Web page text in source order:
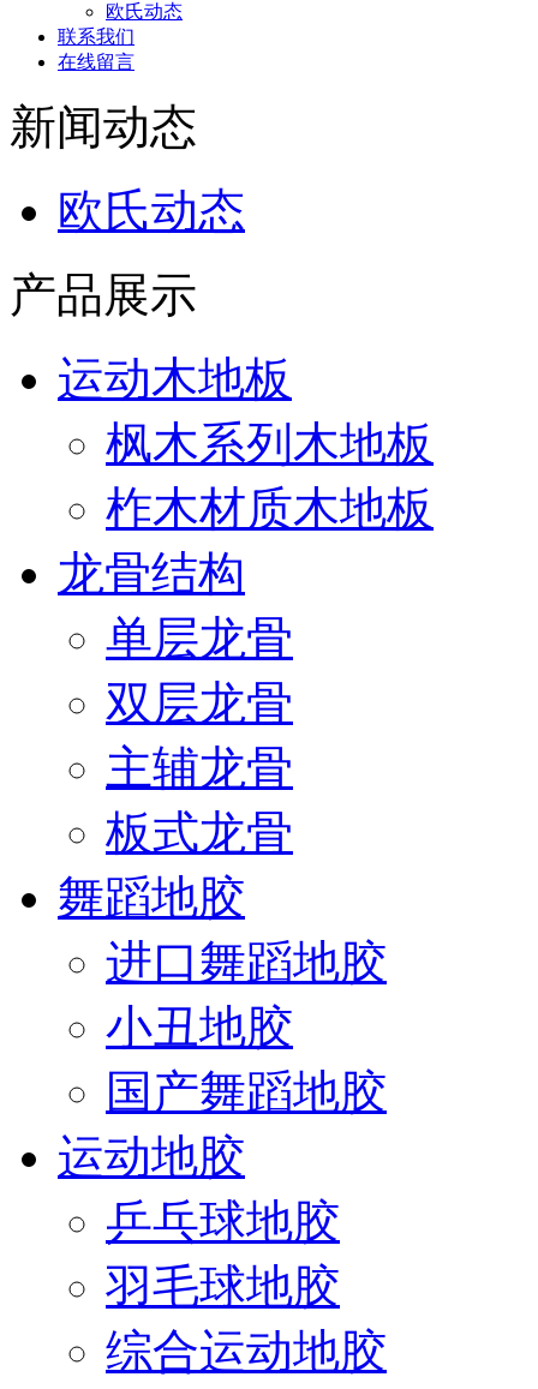
欧氏动态
联系我们
在线留言
新闻动态
欧氏动态
产品展示
运动木地板
枫木系列木地板
柞木材质木地板
龙骨结构
单层龙骨
双层龙骨
主辅龙骨
板式龙骨
舞蹈地胶
进口舞蹈地胶
小丑地胶
国产舞蹈地胶
运动地胶
乒乓球地胶
羽毛球地胶
综合运动地胶